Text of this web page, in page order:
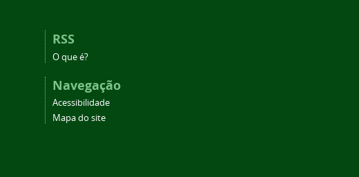
RSS
O que é?
Navegação
Acessibilidade
Mapa do site